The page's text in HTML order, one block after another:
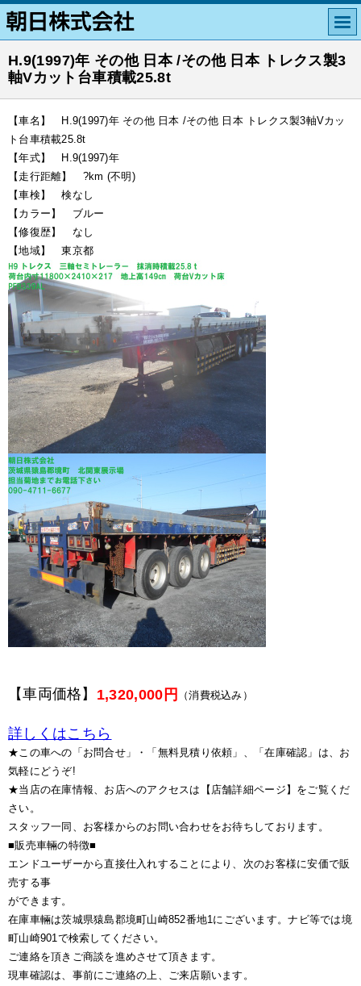
H.9(1997)年 その他 日本 /その他 日本 トレクス製3
軸Vカット台車積載25.8t
【車名】 H.9(1997)年 その他 日本 /その他 日本 トレクス製3軸Vカッ
ト台車積載25.8t
【年式】 H.9(1997)年
【走行距離】 ?km (不明)
【車検】 検なし
【カラー】 ブルー
【修復歴】 なし
【地域】 東京都
【車両価格】 1,320,000円 （消費税込み）
詳しくはこちら
★この車への「お問合せ」・「無料見積り依頼」、「在庫確認」は、お
気軽にどうぞ!
★当店の在庫情報、お店へのアクセスは【店舗詳細ページ】をご覧くだ
さい。
スタッフ一同、お客様からのお問い合わせをお待ちしております。
■販売車輛の特徴■
エンドユーザーから直接仕入れすることにより、次のお客様に安価で販
売する事
ができます。
在庫車輛は茨城県猿島郡境町山崎852番地1にございます。ナビ等では境
町山崎901で検索してください。
ご連絡を頂きご商談を進めさせて頂きます。
現車確認は、事前にご連絡の上、ご来店願います。